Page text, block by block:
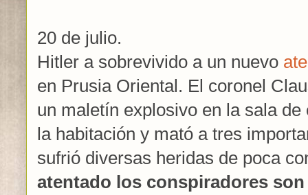
20 de julio.
Hitler a sobrevivido a un nuevo
en Prusia Oriental. El coronel
un maletín explosivo en la sala
la habitación y mató a tres
sufrió diversas heridas de poca
atentado los conspiradores